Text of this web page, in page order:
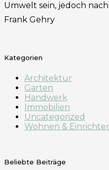
Umwelt sein, jedoch nach
Frank Gehry
Kategorien
Architektur
Garten
Handwerk
Immobilien
Uncategorized
Wohnen &
Beliebte Beiträge